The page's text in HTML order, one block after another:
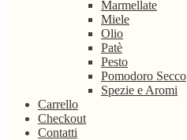
Marmellate
Miele
Olio
Patè
Pesto
Pomodoro Secco
Spezie e Aromi
Carrello
Checkout
Contatti